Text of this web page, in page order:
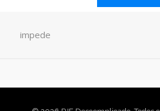
impede